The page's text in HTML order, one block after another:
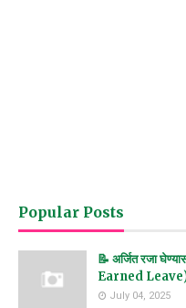
Popular Posts
📝 अर्जित रजा
Earned
July 04, 2025